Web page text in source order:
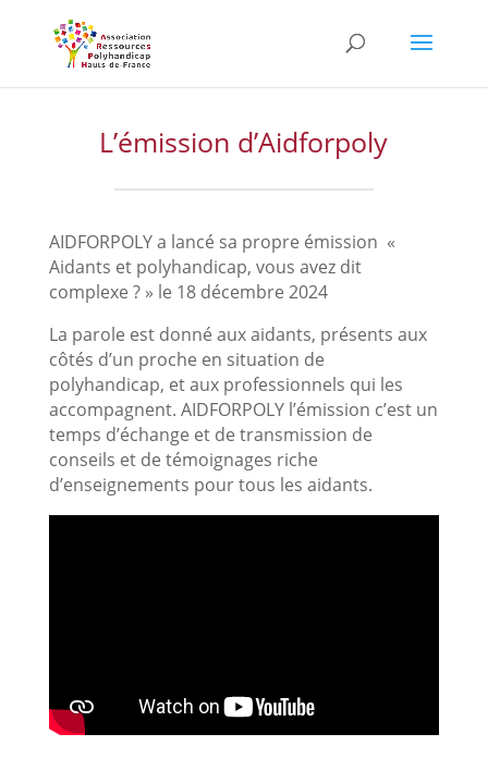
content
L’émission d’Aidforpoly
AIDFORPOLY a lancé sa propre émission «
Aidants et polyhandicap, vous avez dit
complexe ? » le 18 décembre 2024
La parole est donné aux aidants, présents aux
côtés d’un proche en situation de
polyhandicap, et aux professionnels qui les
accompagnent. AIDFORPOLY l’émission c’est un
temps d’échange et de transmission de
conseils et de témoignages riche
d’enseignements pour tous les aidants.